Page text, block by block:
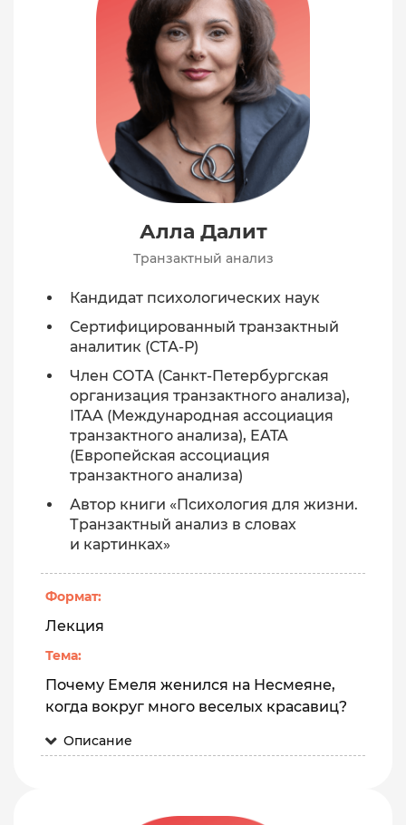
Алла Далит
Транзактный анализ
Кандидат психологических наук
Сертифицированный транзактный
аналитик (СТА-Р)
Член СОТА (Санкт-Петербургская
организация транзактного анализа),
ITAA (Международная ассоциация
транзактного анализа), EATA
(Европейская ассоциация
транзактного анализа)
Автор книги «Психология для жизни.
Транзактный анализ в словах
и картинках»
Формат:
Лекция
Тема:
Почему Емеля женился на Несмеяне,
когда вокруг много веселых красавиц?
Описание